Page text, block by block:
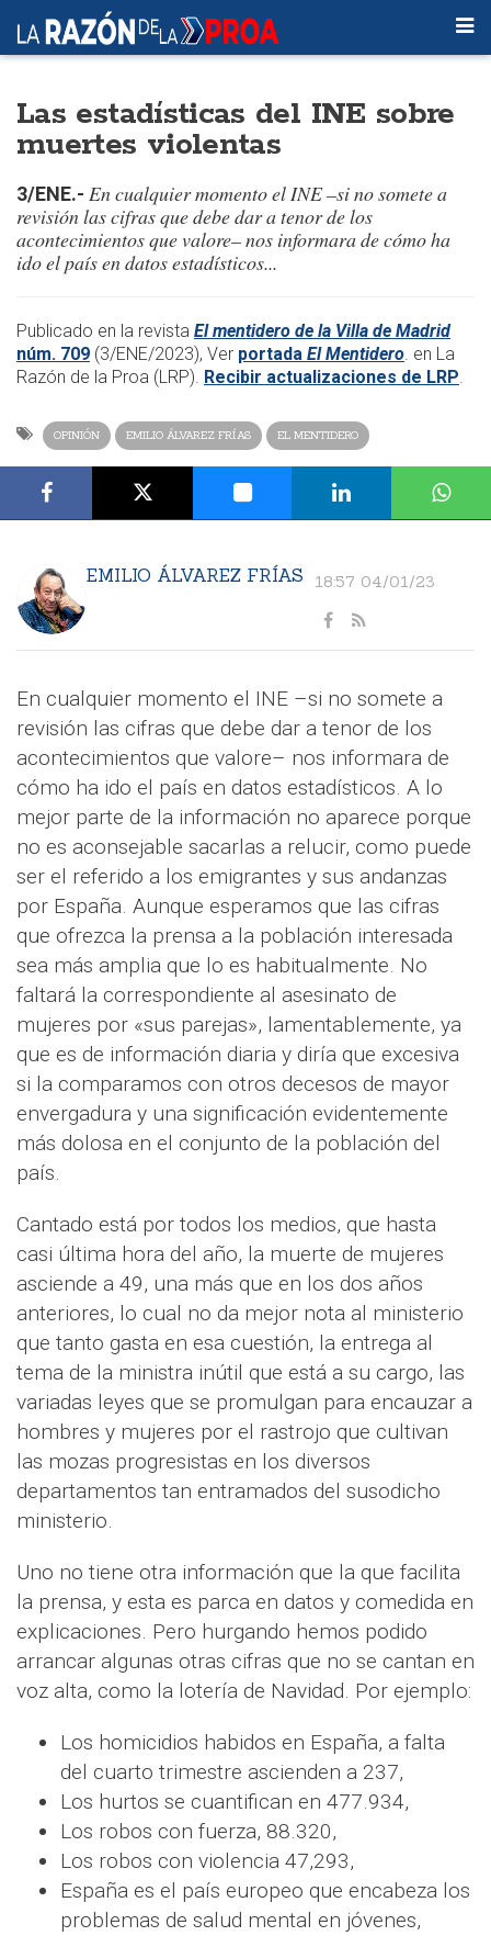
Las estadísticas del INE sobre
muertes violentas
3/ENE.- En cualquier momento el INE –si no somete a
revisión las cifras que debe dar a tenor de los
acontecimientos que valore– nos informara de cómo ha
ido el país en datos estadísticos...
​Publicado en la revista El mentidero de la Villa de Madrid
núm. 709 (3/ENE/2023), Ver portada El Mentidero. en La
Razón de la Proa (LRP). Recibir actualizaciones de LRP.
OPINIÓN EMILIO ÁLVAREZ FRÍAS EL MENTIDERO
EMILIO ÁLVAREZ FRÍAS 18:57 04/01/23
En cualquier momento el INE –si no somete a
revisión las cifras que debe dar a tenor de los
acontecimientos que valore– nos informara de
cómo ha ido el país en datos estadísticos. A lo
mejor parte de la información no aparece porque
no es aconsejable sacarlas a relucir, como puede
ser el referido a los emigrantes y sus andanzas
por España. Aunque esperamos que las cifras
que ofrezca la prensa a la población interesada
sea más amplia que lo es habitualmente. No
faltará la correspondiente al asesinato de
mujeres por «sus parejas», lamentablemente, ya
que es de información diaria y diría que excesiva
si la comparamos con otros decesos de mayor
envergadura y una significación evidentemente
más dolosa en el conjunto de la población del
país.
Cantado está por todos los medios, que hasta
casi última hora del año, la muerte de mujeres
asciende a 49, una más que en los dos años
anteriores, lo cual no da mejor nota al ministerio
que tanto gasta en esa cuestión, la entrega al
tema de la ministra inútil que está a su cargo, las
variadas leyes que se promulgan para encauzar a
hombres y mujeres por el rastrojo que cultivan
las mozas progresistas en los diversos
departamentos tan entramados del susodicho
ministerio.
Uno no tiene otra información que la que facilita
la prensa, y esta es parca en datos y comedida en
explicaciones. Pero hurgando hemos podido
arrancar algunas otras cifras que no se cantan en
voz alta, como la lotería de Navidad. Por ejemplo:
Los homicidios habidos en España, a falta
del cuarto trimestre ascienden a 237,
Los hurtos se cuantifican en 477.934,
Los robos con fuerza, 88.320,
Los robos con violencia 47,293,
España es el país europeo que encabeza los
problemas de salud mental en jóvenes,